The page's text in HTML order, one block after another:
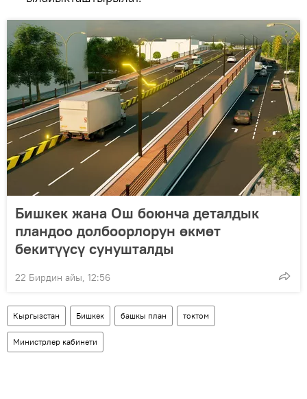
Бишкек жана Ош боюнча деталдык
пландоо долбоорлорун өкмөт
бекитүүсү сунушталды
22 Бирдин айы, 12:56
Кыргызстан Бишкек башкы план токтом
Министрлер кабинети